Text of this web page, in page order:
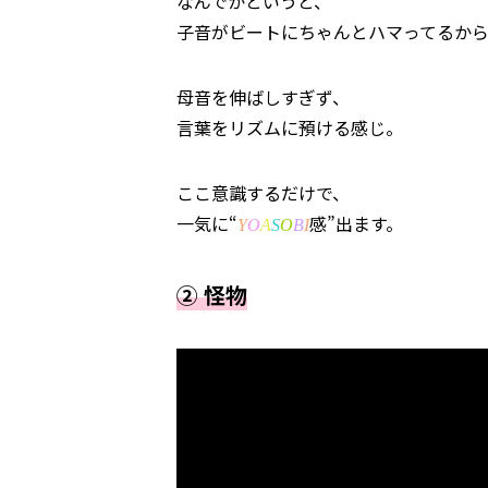
子音がビートにちゃんとハマってるか
母音を伸ばしすぎず、
言葉をリズムに預ける感じ。
ここ意識するだけで、
一気に“YOASOBI感”出ます。
②怪物